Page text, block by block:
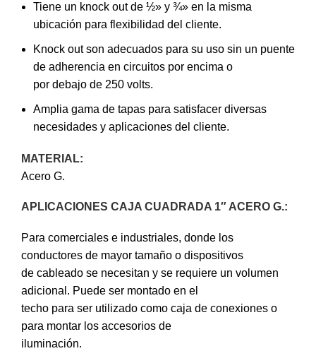
Tiene un knock out de ½» y ¾» en la misma
ubicación para flexibilidad del cliente.
Knock out son adecuados para su uso sin un puente
de adherencia en circuitos por encima o
por debajo de 250 volts.
Amplia gama de tapas para satisfacer diversas
necesidades y aplicaciones del cliente.
MATERIAL:
Acero G.
APLICACIONES CAJA CUADRADA 1″ ACERO G.:
Para comerciales e industriales, donde los
conductores de mayor tamaño o dispositivos
de cableado se necesitan y se requiere un volumen
adicional. Puede ser montado en el
techo para ser utilizado como caja de conexiones o
para montar los accesorios de
iluminación.